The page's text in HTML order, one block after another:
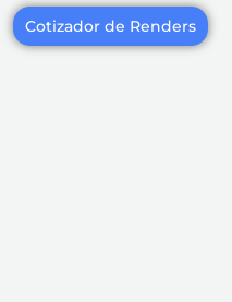
Cotizador de Renders